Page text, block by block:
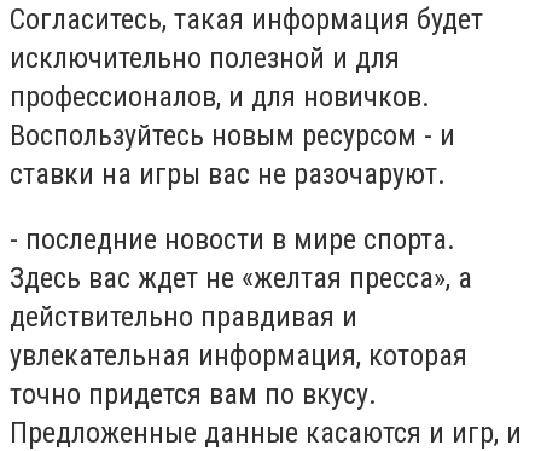
Согласитесь, такая информация будет
исключительно полезной и для
профессионалов, и для новичков.
Воспользуйтесь новым ресурсом - и
ставки на игры вас не разочаруют.
- последние новости в мире спорта.
Здесь вас ждет не «желтая пресса», а
действительно правдивая и
увлекательная информация, которая
точно придется вам по вкусу.
Предложенные данные касаются и игр, и